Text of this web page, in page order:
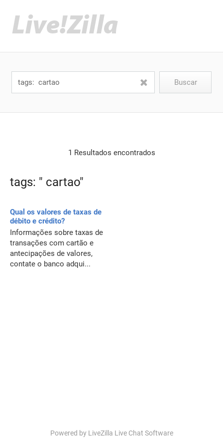
1 Resultados encontrados
tags: " cartao"
Qual os valores de taxas de
débito e crédito?
Informações sobre taxas de
transações com cartão e
antecipações de valores,
contate o banco adqui...
Powered by LiveZilla Live Chat Software